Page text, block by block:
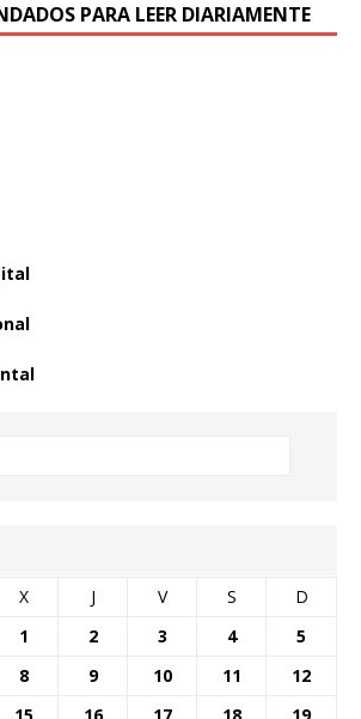
PARA LEER DIARIAMENTE
X J V S D
1 2 3 4
5
8 9 10 11
12